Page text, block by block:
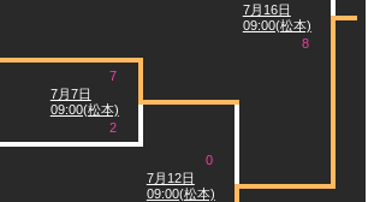
7月7日
09:00(松本)
7
2
7月12日
09:00(松本)
0
7月16日
09:00(松本)
8